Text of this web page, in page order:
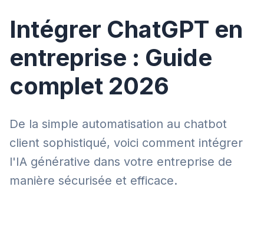
Intégrer ChatGPT en
entreprise : Guide
complet 2026
De la simple automatisation au chatbot
client sophistiqué, voici comment intégrer
l'IA générative dans votre entreprise de
manière sécurisée et efficace.